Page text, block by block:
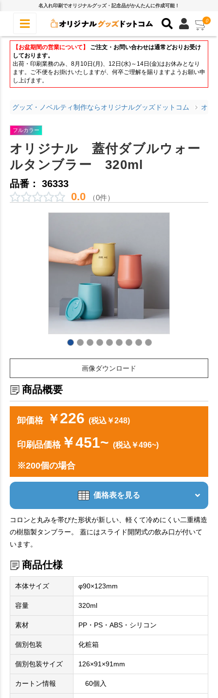
名入れ印刷でオリジナルグッズ・記念品がかんたんに作成可能！
0
【お盆期間の営業について】
ご注文・お問い合わせは通常どおりお受け
しております。
出荷・印刷業務のみ、8月10日(月)、12日(水)～14日(金)はお休みとなり
ます。ご不便をお掛けいたしますが、何卒ご理解を賜りますようお願い申
し上げます。
グッズ・ノベルティ制作ならオリジナルグッズドットコム オリ
フルカラー
オリジナル 蓋付ダブルウォー
ルタンブラー 320ml
品番： 36333
0.0 （0件）
画像ダウンロード
商品概要
卸価格 ￥226 (税込￥248)
印刷品価格￥451~ (税込￥496~)
※200個の場合
価格表を見る
コロンと丸みを帯びた形状が新しい、軽くて冷めにくい二重構造
の樹脂製タンブラー。 蓋にはスライド開閉式の飲み口が付いて
います。
商品仕様
本体サイズ φ90×123mm
容量 320ml
素材 PP・PS・ABS・シリコン
個別包装 化粧箱
個別包装サイズ 126×91×91mm
カートン情報 60個入